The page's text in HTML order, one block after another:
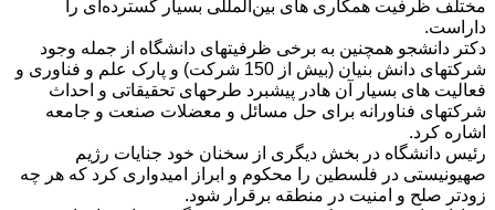
مختلف ظرفیت همکاری های بین‌المللی بسیار گسترده‌ای را
داراست.
دکتر دانشجو همچنین به برخی ظرفیت‏های دانشگاه از جمله وجود
شرکتهای دانش بنیان (بیش از 150 شرکت) و پارک علم و فناوری و
فعالیت های بسیار آن هادر پیشبرد طرح‏های تحقیقاتی و احداث
شرکت‏های فناورانه برای حل مسائل و معضلات صنعت و جامعه
اشاره کرد.
رئیس دانشگاه در بخش دیگری از سخنان خود جنایات رژیم
صهیونیستی در فلسطین را محکوم و ابراز امیدواری کرد که هر چه
زودتر صلح و امنیت در منطقه برقرار شود.